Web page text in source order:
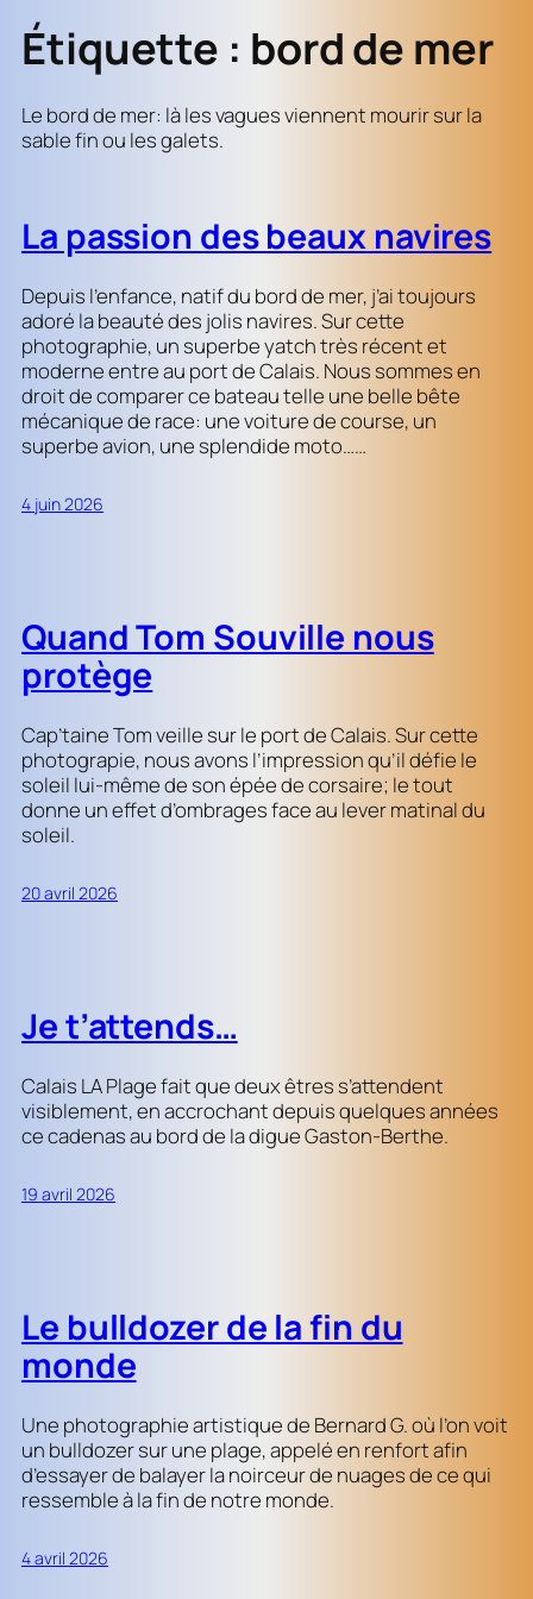
Étiquette : bord de mer
Le bord de mer: là les vagues viennent mourir sur la
sable fin ou les galets.
La passion des beaux navires
Depuis l’enfance, natif du bord de mer, j’ai toujours
adoré la beauté des jolis navires. Sur cette
photographie, un superbe yatch très récent et
moderne entre au port de Calais. Nous sommes en
droit de comparer ce bateau telle une belle bête
mécanique de race: une voiture de course, un
superbe avion, une splendide moto……
4 juin 2026
Quand Tom Souville nous
protège
Cap’taine Tom veille sur le port de Calais. Sur cette
photograpie, nous avons l’impression qu’il défie le
soleil lui-même de son épée de corsaire; le tout
donne un effet d’ombrages face au lever matinal du
soleil.
20 avril 2026
Je t’attends…
Calais LA Plage fait que deux êtres s’attendent
visiblement, en accrochant depuis quelques années
ce cadenas au bord de la digue Gaston-Berthe.
19 avril 2026
Le bulldozer de la fin du
monde
Une photographie artistique de Bernard G. où l’on voit
un bulldozer sur une plage, appelé en renfort afin
d’essayer de balayer la noirceur de nuages de ce qui
ressemble à la fin de notre monde.
4 avril 2026